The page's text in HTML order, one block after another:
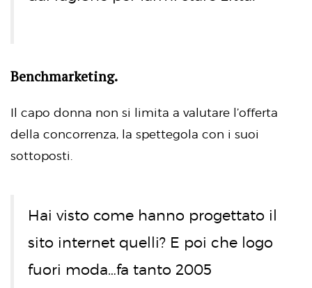
Benchmarketing.
Il capo donna non si limita a valutare l’offerta
della concorrenza, la spettegola con i suoi
sottoposti.
Hai visto come hanno progettato il
sito internet quelli? E poi che logo
fuori moda…fa tanto 2005